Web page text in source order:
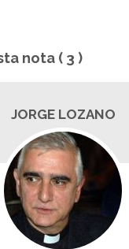
nota ( 3 )
JORGE LOZANO